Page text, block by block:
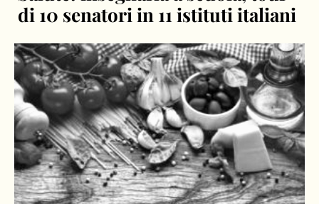
di 10 senatori in 11 istituti italiani